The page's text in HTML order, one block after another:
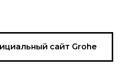
сайт Grohe